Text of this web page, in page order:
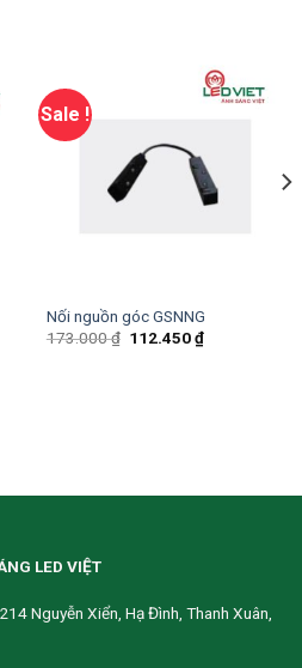
Sale !
Nối nguồn góc GSNNG
173.000₫ 112.450₫
LED VIỆT
Nguyễn Xiển, Hạ Đình, Thanh Xuân,